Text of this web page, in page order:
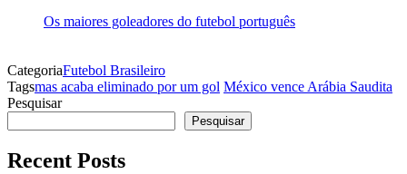
Os maiores goleadores do futebol português
CategoriaFutebol Brasileiro
Tagsmas acaba eliminado por um gol México vence Arábia Saudita
Pesquisar
Pesquisar
Recent Posts